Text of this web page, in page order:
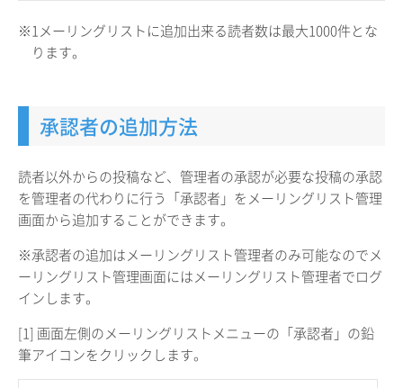
※1メーリングリストに追加出来る読者数は最大1000件とな
ります。
承認者の追加方法
読者以外からの投稿など、管理者の承認が必要な投稿の承認
を管理者の代わりに行う「承認者」をメーリングリスト管理
画面から追加することができます。
※承認者の追加はメーリングリスト管理者のみ可能なのでメ
ーリングリスト管理画面にはメーリングリスト管理者でログ
インします。
[1] 画面左側のメーリングリストメニューの「承認者」の鉛
筆アイコンをクリックします。